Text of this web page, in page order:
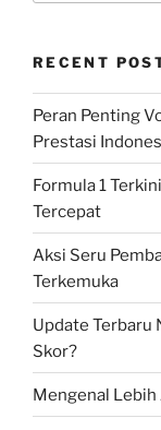
RECENT
Peran Penting
Prestasi
Formula 1
Tercepat
Aksi Seru
Terkemuka
Update Terbaru
Skor?
Mengenal Lebih